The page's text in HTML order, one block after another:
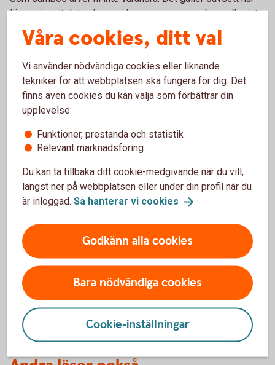
länge ni varit det och om ni har gemensamma barn eller inte.
Det enda sättet för er att ärva varandra är att skriva ett
testamente. Om ni är sambos kan det vara en god idé att gå
sätt kan ni säkerställa att det blir som ni vill, om ni skulle
separera eller om någon av er skulle gå bort.
Mall för samboavtal eller boka
rådgivning?
Vill ni ha en bra mall för att skriva samboavtal
online? Eller få hjälp i en rådgivning? Välj mellan att
skriva avtalet själva eller boka tid med en jurist. Som
kund hos oss får du hjälp av Familjens Jurist till
förmånligt pris.
Välkommen till Familjens Jurist
(familjensjurist.se)
Våra cookies, ditt val
Vi använder nödvändiga cookies eller liknande
tekniker för att webbplatsen ska fungera för dig. Det
finns även cookies du kan välja som förbättrar din
upplevelse:
Funktioner, prestanda och statistik
Relevant marknadsföring
Du kan ta tillbaka ditt cookie-medgivande när du vill,
längst ner på webbplatsen eller under din profil när du
är inloggad. Så hanterar vi cookies
Godkänn alla cookies
Bara nödvändiga cookies
Cookie-inställningar